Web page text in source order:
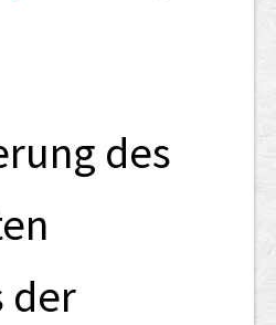
Register
des
der